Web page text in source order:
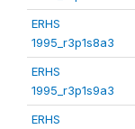
ERHS
1995_r3p1s8a3
ERHS
1995_r3p1s9a3
ERHS